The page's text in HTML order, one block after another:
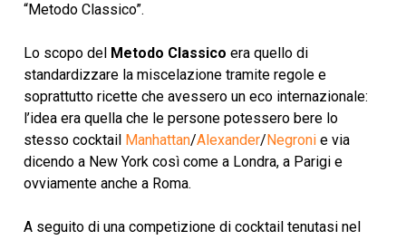
“Metodo Classico”.
Lo scopo del Metodo Classico era quello di
standardizzare la miscelazione tramite regole e
soprattutto ricette che avessero un eco internazionale:
l’idea era quella che le persone potessero bere lo
stesso cocktail Manhattan/Alexander/ Negronie via
dicendo a New York così come a Londra, a Parigi e
ovviamente anche a Roma.
A seguito di una competizione di cocktail tenutasi nel